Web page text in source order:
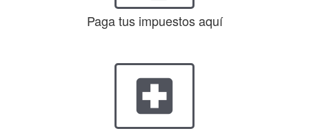
Paga tus impuestos aquí
local_hospital